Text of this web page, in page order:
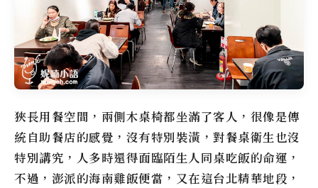
狹長用餐空間，兩側木桌椅都坐滿了客人，很像是傳
統自助餐店的感覺，沒有特別裝潢，對餐桌衛生也沒
特別講究，人多時還得面臨陌生人同桌吃飯的命運，
不過，澎派的海南雞飯便當，又在這台北精華地段，